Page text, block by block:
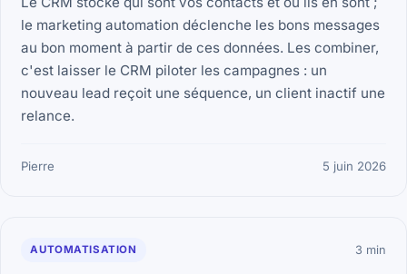
le marketing automation déclenche les bons messages
au bon moment à partir de ces données. Les combiner,
c'est laisser le CRM piloter les campagnes : un
nouveau lead reçoit une séquence, un client inactif une
relance.
Pierre 5 juin 2026
AUTOMATISATION 3 min